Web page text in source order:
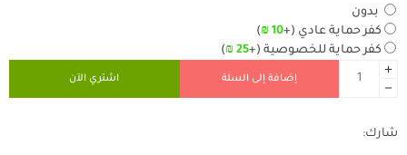
بدون
كفر حماية عادي (+
10
₪
)
كفر حماية للخصوصية (+
25
₪
)
إضافة إلى السلة اشتري الآن
شارك: